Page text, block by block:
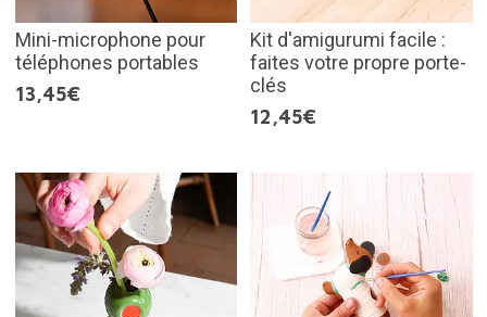
Mini-microphone pour
téléphones portables
13,45€
Kit d'amigurumi facile :
faites votre propre porte-
clés
12,45€